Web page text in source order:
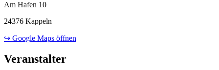
Am Hafen 10
24376 Kappeln
↪ Google Maps öffnen
Veranstalter